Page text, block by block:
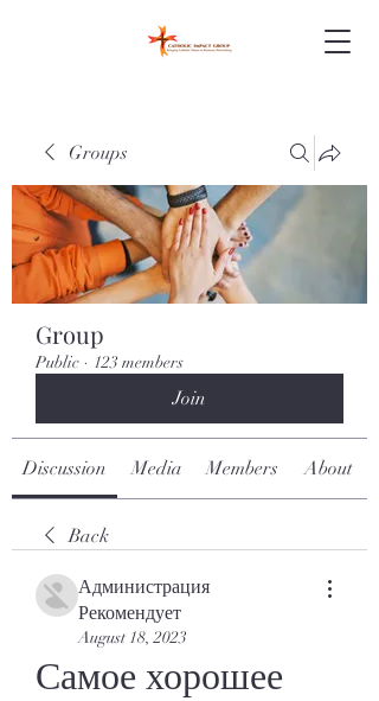
Groups
Group
Public · 123 members
Join
Discussion Media Members About
Back
Администрация
Рекомендует
August 18, 2023
Самое хорошее